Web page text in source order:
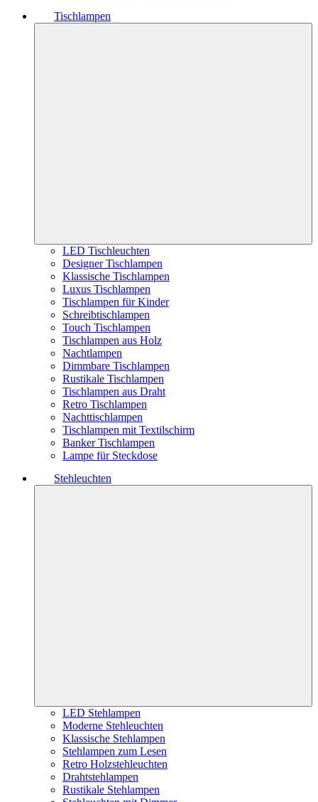
Tischlampen
LED Tischleuchten
Designer Tischlampen
Klassische Tischlampen
Luxus Tischlampen
Tischlampen für Kinder
Schreibtischlampen
Touch Tischlampen
Tischlampen aus Holz
Nachtlampen
Dimmbare Tischlampen
Rustikale Tischlampen
Tischlampen aus Draht
Retro Tischlampen
Nachttischlampen
Tischlampen mit Textilschirm
Banker Tischlampen
Lampe für Steckdose
Stehleuchten
LED Stehlampen
Moderne Stehleuchten
Klassische Stehlampen
Stehlampen zum Lesen
Retro Holzstehleuchten
Drahtstehlampen
Rustikale Stehlampen